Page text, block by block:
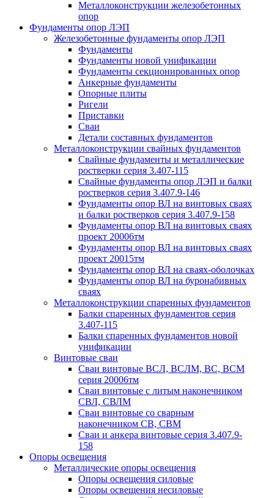
Металлоконструкции железобетонных
опор
Фундаменты опор ЛЭП
Железобетонные фундаменты опор ЛЭП
Фундаменты
Фундаменты новой унификации
Фундаменты секционированных опор
Анкерные фундаменты
Опорные плиты
Ригели
Приставки
Сваи
Детали составных фундаментов
Металлоконструкции свайных фундаментов
Свайные фундаменты и металлические
ростверки серия 3.407-115
Свайные фундаменты опор ЛЭП и балки
ростверков серия 3.407.9-146
Фундаменты опор ВЛ на винтовых сваях
и балки ростверков серия 3.407.9-158
Фундаменты опор ВЛ на винтовых сваях
проект 20006тм
Фундаменты опор ВЛ на винтовых сваях
проект 20015тм
Фундаменты опор ВЛ на сваях-оболочках
Фундаменты опор ВЛ на буронабивных
сваях
Металлоконструкции спаренных фундаментов
Балки спаренных фундаментов серия
3.407-115
Балки спаренных фундаментов новой
унификации
Винтовые сваи
Сваи винтовые ВСЛ, ВСЛМ, ВС, ВСМ
серия 20006тм
Сваи винтовые с литым наконечником
СВЛ, СВЛМ
Сваи винтовые со сварным
наконечником СВ, СВМ
Сваи и анкера винтовые серия 3.407.9-
158
Опоры освещения
Металлические опоры освещения
Опоры освещения силовые
Опоры освещения несиловые